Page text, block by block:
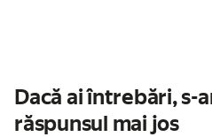
Dacă ai întrebări, s-
răspunsul mai jos